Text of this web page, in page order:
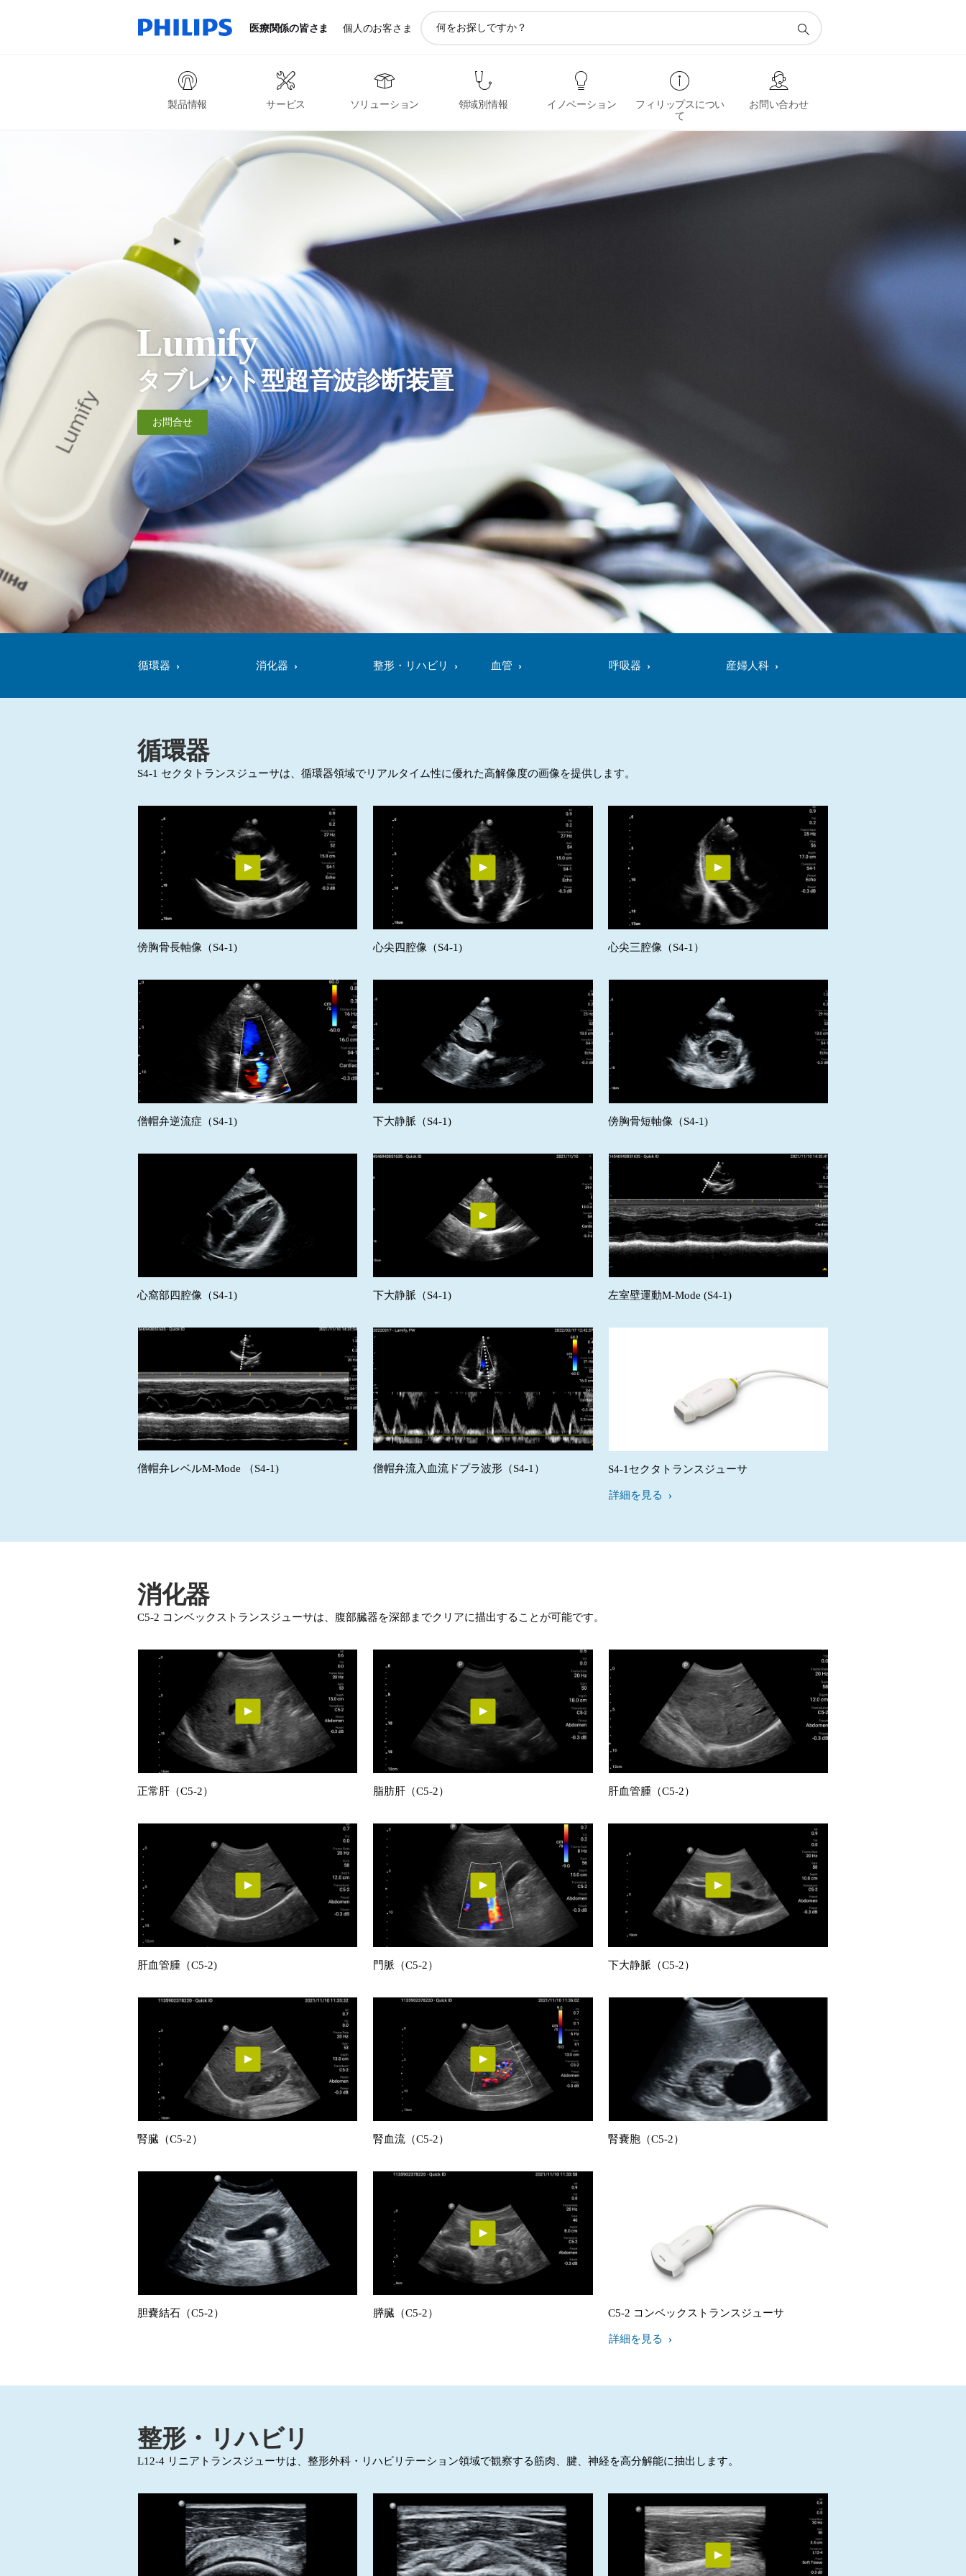
医療関係の皆さま
製品情報 サービス ソリューション 領域別情報 イノベーション
フィリップスについ
て
お問い合わせ
個人のお客さま
ト
Lumify
タブレット型超音波診断装置
お問合せ
循環器 消化器 整形・リハビリ 血管 呼吸器 産婦人科
循環器
S4-1 セクタトランスジューサは、循環器領域でリアルタイム性に優れた高解像度の画像を提供します。
傍胸骨長軸像（S4-1) 心尖四腔像（S4-1) 心尖三腔像（S4-1）
僧帽弁逆流症（S4-1) 下大静脈（S4-1) 傍胸骨短軸像（S4-1)
心窩部四腔像（S4-1) 下大静脈（S4-1) 左室壁運動M-Mode (S4-1)
僧帽弁レベルM-Mode （S4-1) 僧帽弁流入血流ドプラ波形（S4-1） S4-1セクタトランスジューサ
詳細を見る
消化器
C5-2 コンベックストランスジューサは、腹部臓器を深部までクリアに描出することが可能です。
正常肝（C5-2） 脂肪肝（C5-2） 肝血管腫（C5-2）
肝血管腫（C5-2) 門脈（C5-2） 下大静脈（C5-2）
腎臓（C5-2） 腎血流（C5-2） 腎嚢胞（C5-2）
胆嚢結石（C5-2） 膵臓（C5-2） C5-2 コンベックストランスジューサ
詳細を見る
整形・リハビリ
L12-4 リニアトランスジューサは、整形外科・リハビリテーション領域で観察する筋肉、腱、神経を高分解能に抽出します。